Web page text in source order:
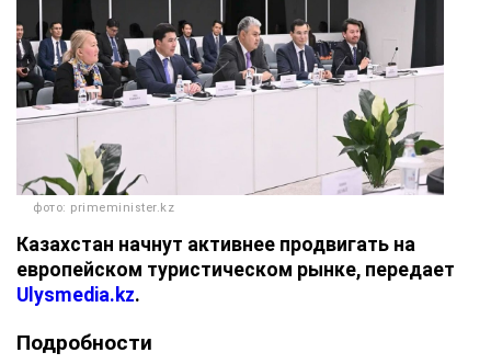
фото: primeminister.kz
Казахстан начнут активнее продвигать на
европейском туристическом рынке, передает
Ulysmedia.kz.
Подробности